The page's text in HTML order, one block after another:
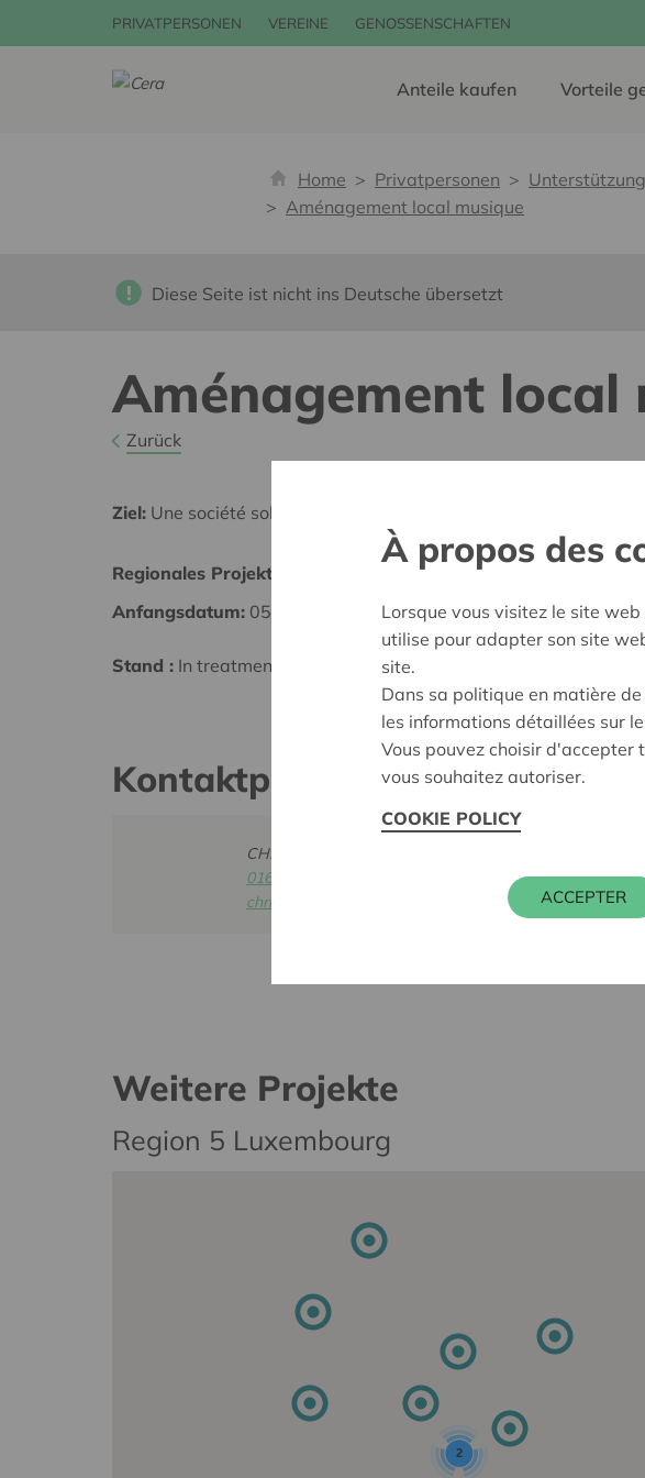
PRIVATPERSONEN VEREINE GENOSSENSCHAFTEN
Anteile kaufen Vorteile
Home Privatpersonen
Aménagement local musique
Diese Seite ist nicht ins Deutsche übersetzt
Aménagement local
Zurück
Ziel: Une société solidaire et respectueuse, sans barrières
Regionales Projekt
Anfangsdatum: 05/03/2026
Stand : In treatment
Luxembourg
Datum:05/03/2026
Kontaktperson
CHRISTOPHE KEVELAER
016 27 96 23
christophe.kevelaer@cera.coop
Weitere Projekte
Region 5 Luxembourg
2
À propos des
Lorsque vous visitez le site
utilise pour adapter son site
site.
Dans sa politique en matière
les informations détaillées sur
Vous pouvez choisir d'accepter
vous souhaitez autoriser.
COOKIE POLICY
ACCEPTER